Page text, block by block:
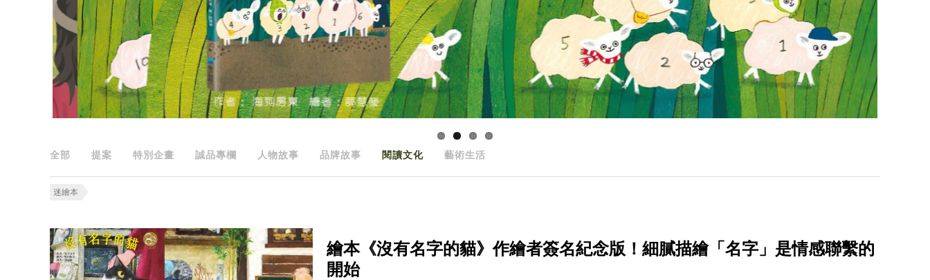
全部 提案 特別企畫 誠品專欄 人物故事 品牌故事 閱讀文化 藝術生活
迷繪本
繪本《沒有名字的貓》作繪者簽名紀念版！細膩描繪「名字」是情感聯繫的
開始